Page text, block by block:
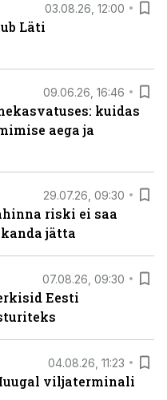
03.08.26, 12:00
Läti
09.06.26, 16:46
kuidas
aega ja
29.07.26, 09:30
riski ei saa
jätta
07.08.26, 09:30
Eesti
04.08.26, 11:23
viljaterminali